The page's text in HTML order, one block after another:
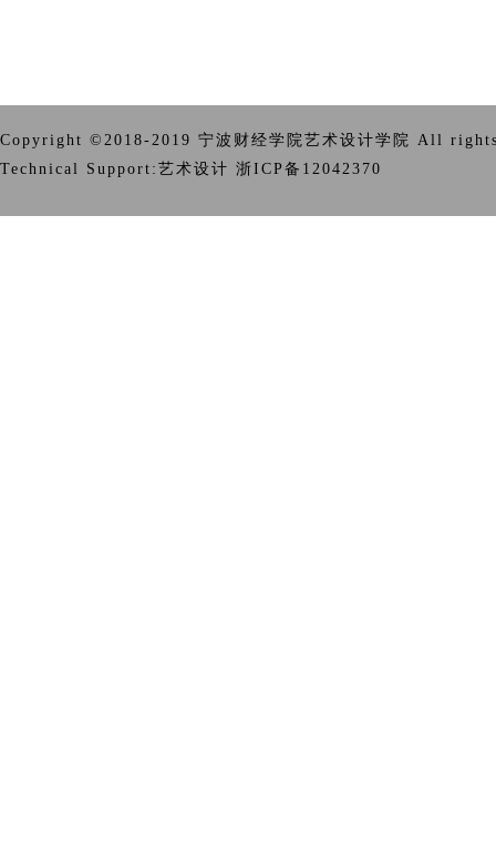
Copyright ©2018-2019 宁波财经学院艺术设计学院 All
Technical Support:艺术设计 浙ICP备12042370